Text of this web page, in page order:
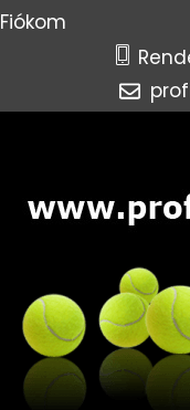
Fiókom